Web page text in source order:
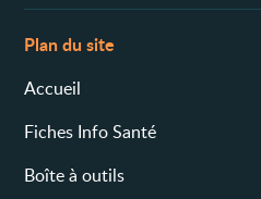
Plan du site
Accueil
Fiches Info Santé
Boîte à outils